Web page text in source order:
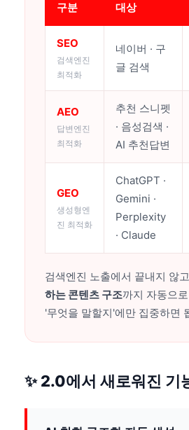
구분 대상
SEO
검색엔진
최적화
네이버 · 구
글 검색
AEO
답변엔진
최적화
추천 스니펫
· 음성검색 ·
AI 추천답변
GEO
생성형엔
진 최적화
ChatGPT ·
Gemini ·
Perplexity
· Claude
검색엔진 노출에서 끝내지 않
하는 콘텐츠 구조까지 자동으
'무엇을 말할지'에만 집중하면
✨ 2.0에서 새로워진 기